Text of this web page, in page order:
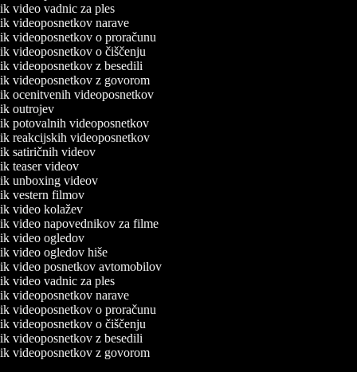
video vadnic za ples
videoposnetkov narave
videoposnetkov o proračunu
videoposnetkov o čiščenju
videoposnetkov z besedili
videoposnetkov z govorom
ocenitvenih videoposnetkov
outrojev
potovalnih videoposnetkov
reakcijskih videoposnetkov
satiričnih videov
teaser videov
unboxing videov
vestern filmov
video kolažev
video napovednikov za filme
video ogledov
video ogledov hiše
video posnetkov avtomobilov
video vadnic za ples
videoposnetkov narave
videoposnetkov o proračunu
videoposnetkov o čiščenju
videoposnetkov z besedili
videoposnetkov z govorom